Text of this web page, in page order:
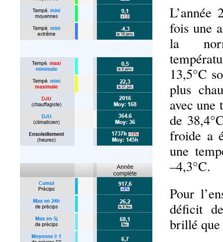
L’année
fois une
la
13,5°C
plus
avec une
de
froide a
une
–4,3°C.
Pour
déficit
brillé que